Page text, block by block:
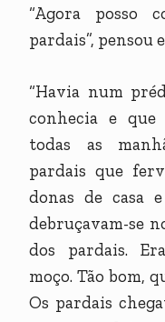
“Agora posso
pardais”, pensou
“Havia num
conhecia e
todas as
pardais que
donas de casa
debruçavam-se
dos pardais.
moço. Tão bom,
Os pardais